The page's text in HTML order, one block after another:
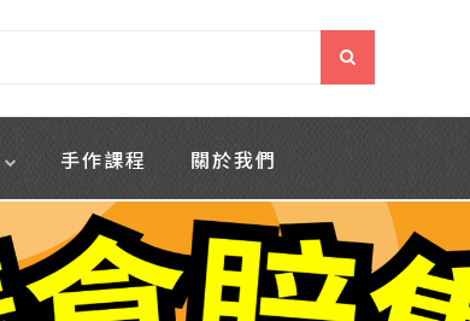
手作課程 關於我們